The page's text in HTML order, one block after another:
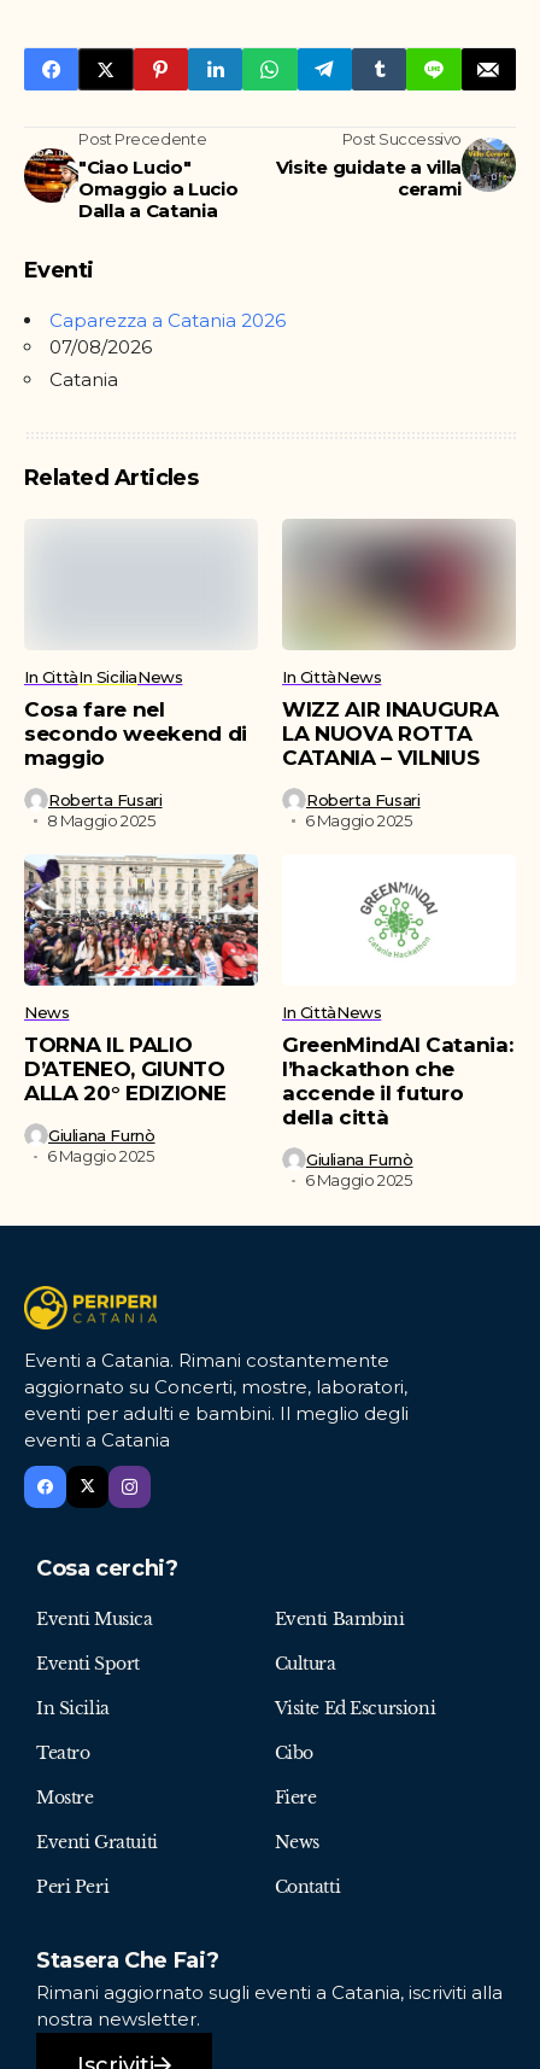
Post Precedente
"Ciao Lucio"
Omaggio a Lucio
Dalla a Catania
Post Successivo
Visite guidate a villa
cerami
Eventi
Caparezza a Catania 2026
07/08/2026
Catania
Related Articles
In CittàIn SiciliaNews
Cosa fare nel
secondo weekend di
maggio
Roberta Fusari
8 Maggio 2025
In CittàNews
WIZZ AIR INAUGURA
LA NUOVA ROTTA
CATANIA – VILNIUS
Roberta Fusari
6 Maggio 2025
News
TORNA IL PALIO
D’ATENEO, GIUNTO
ALLA 20° EDIZIONE
Giuliana Furnò
6 Maggio 2025
In CittàNews
GreenMindAI Catania:
l’hackathon che
accende il futuro
della città
Giuliana Furnò
6 Maggio 2025
Eventi a Catania. Rimani costantemente
aggiornato su Concerti, mostre, laboratori,
eventi per adulti e bambini. Il meglio degli
eventi a Catania
Cosa cerchi?
Eventi Musica Eventi Bambini
Eventi Sport Cultura
In Sicilia Visite Ed Escursioni
Teatro Cibo
Mostre Fiere
Eventi Gratuiti News
Peri Peri Contatti
Stasera Che Fai?
Rimani aggiornato sugli eventi a Catania, iscriviti alla
nostra newsletter.